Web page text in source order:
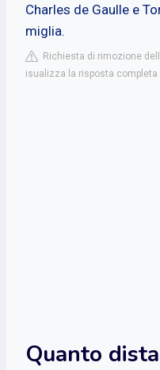
Charles de Gaulle e
miglia.
Richiesta di rimozione
isualizza la risposta
Quanto